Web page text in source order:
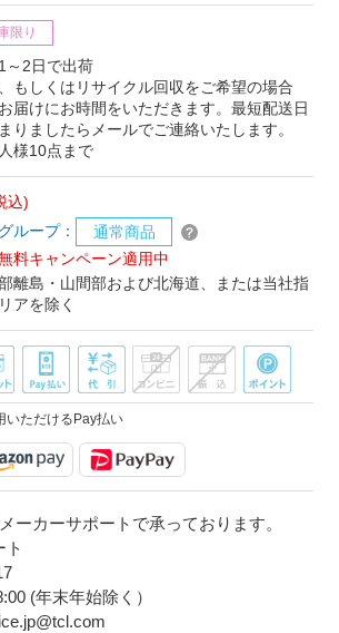
限り
～2日で出荷
もしくはリサイクル回収をご希望の場合
届けにお時間をいただきます。最短配送日
りましたらメールでご連絡いたします。
様10点まで
込)
ループ：
通常商品
料キャンペーン適用中
離島・山間部および北海道、または当社指
アを除く
いただけるPay払い
ーカーサポートで承っております。
ト
(年末年始除く）